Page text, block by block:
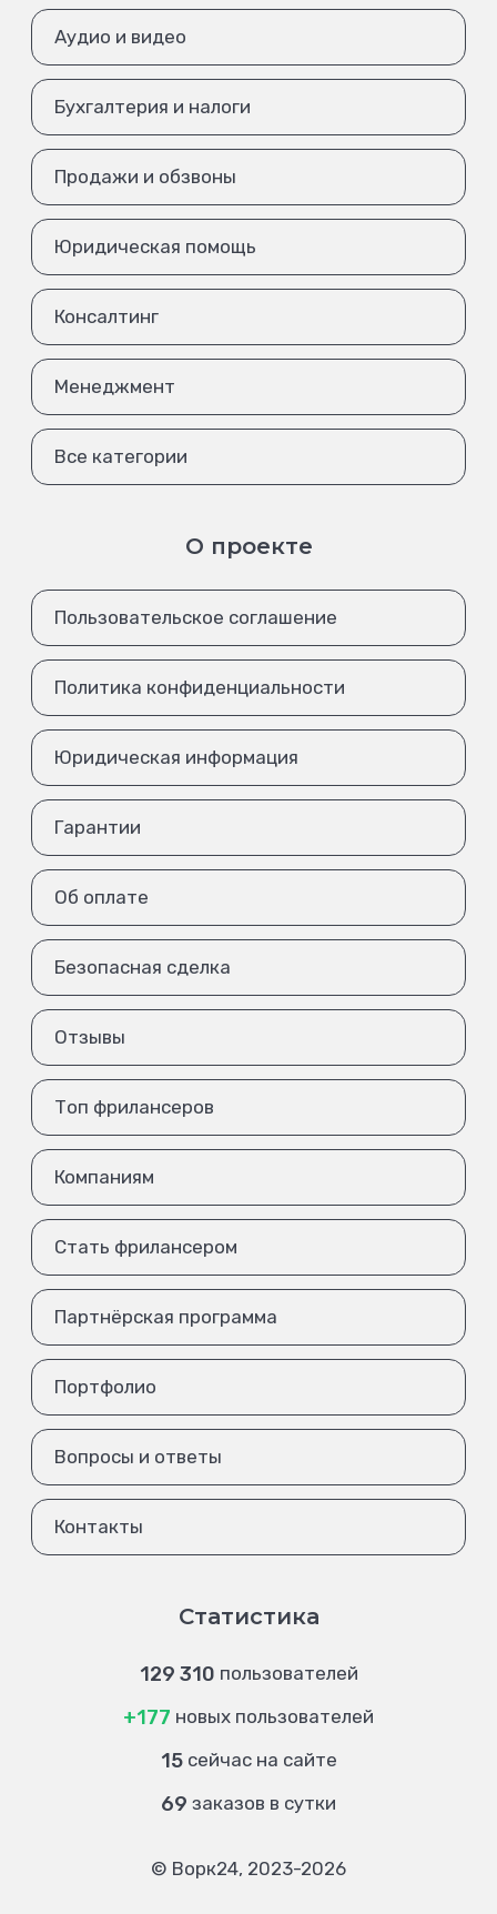
Аудио и видео
Бухгалтерия и налоги
Продажи и обзвоны
Юридическая помощь
Консалтинг
Менеджмент
Все категории
О проекте
Пользовательское соглашение
Политика конфиденциальности
Юридическая информация
Гарантии
Об оплате
Безопасная сделка
Отзывы
Топ фрилансеров
Компаниям
Стать фрилансером
Партнёрская программа
Портфолио
Вопросы и ответы
Контакты
Статистика
129 310 пользователей
+177 новых пользователей
15 сейчас на сайте
69 заказов в сутки
© Ворк24, 2023-2026